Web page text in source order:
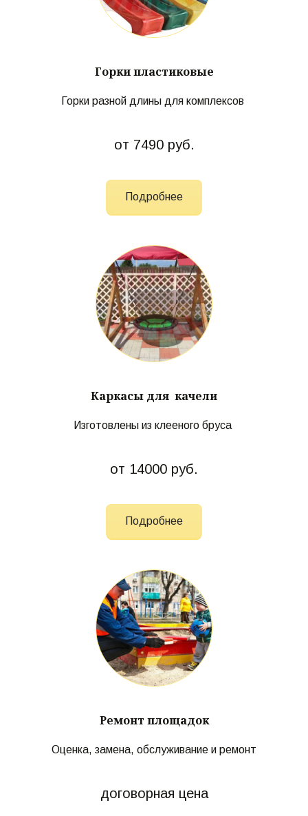
Горки пластиковые
Горки разной длины для комплексов
от 7490 руб.
Подробнее
Каркасы для качели
Изготовлены из клееного бруса
от 14000 руб.
Подробнее
Ремонт площадок
Оценка, замена, обслуживание и ремонт
договорная цена